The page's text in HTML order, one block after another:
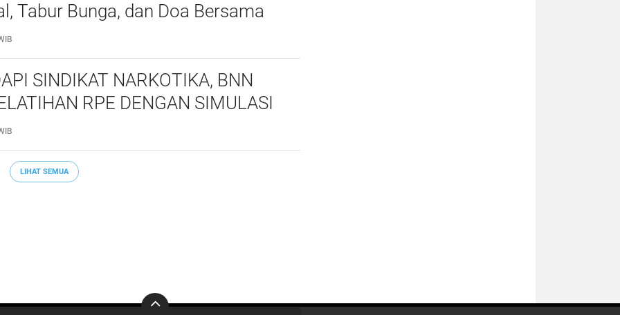
Tabur Bunga, dan Doa Bersama
Anggota
SINDIKAT NARKOTIKA, BNN
RPE DENGAN SIMULASI
LIHAT SEMUA